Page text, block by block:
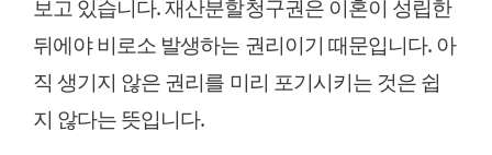
보고 있습니다. 재산분할청구권은 이혼이 성립한
뒤에야 비로소 발생하는 권리이기 때문입니다. 아
직 생기지 않은 권리를 미리 포기시키는 것은 쉽
지 않다는 뜻입니다.